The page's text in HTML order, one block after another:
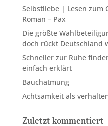
Selbstliebe | Lesen zum
Roman – Pax
Die größte
doch rückt Deutschland
Schneller zur Ruhe
einfach erklärt
Bauchatmung
Achtsamkeit als
Zuletzt kommentiert